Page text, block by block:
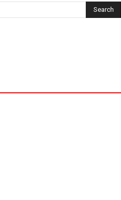
Search